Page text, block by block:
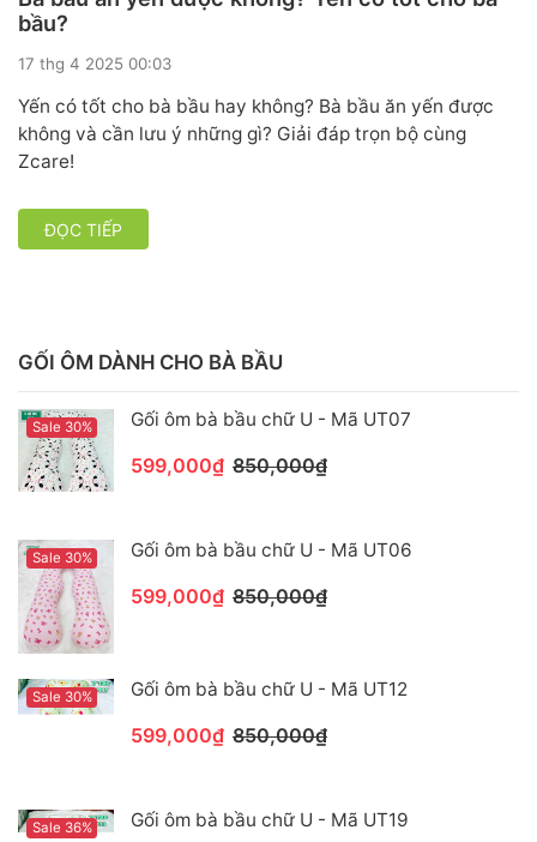
GỐI ÔM DÀNH CHO BÀ BẦU
Sale 30% Gối ôm bà bầu chữ U - Mã UT07
599,000₫ 850,000₫
Sale 30% Gối ôm bà bầu chữ U - Mã UT06
599,000₫ 850,000₫
Sale 30% Gối ôm bà bầu chữ U - Mã UT12
599,000₫ 850,000₫
Sale 36% Gối ôm bà bầu chữ U - Mã UT19
bầu?
17 thg 4 2025 00:03
Yến có tốt cho bà bầu hay không? Bà bầu ăn yến được
không và cần lưu ý những gì? Giải đáp trọn bộ cùng
Zcare!
ĐỌC TIẾP